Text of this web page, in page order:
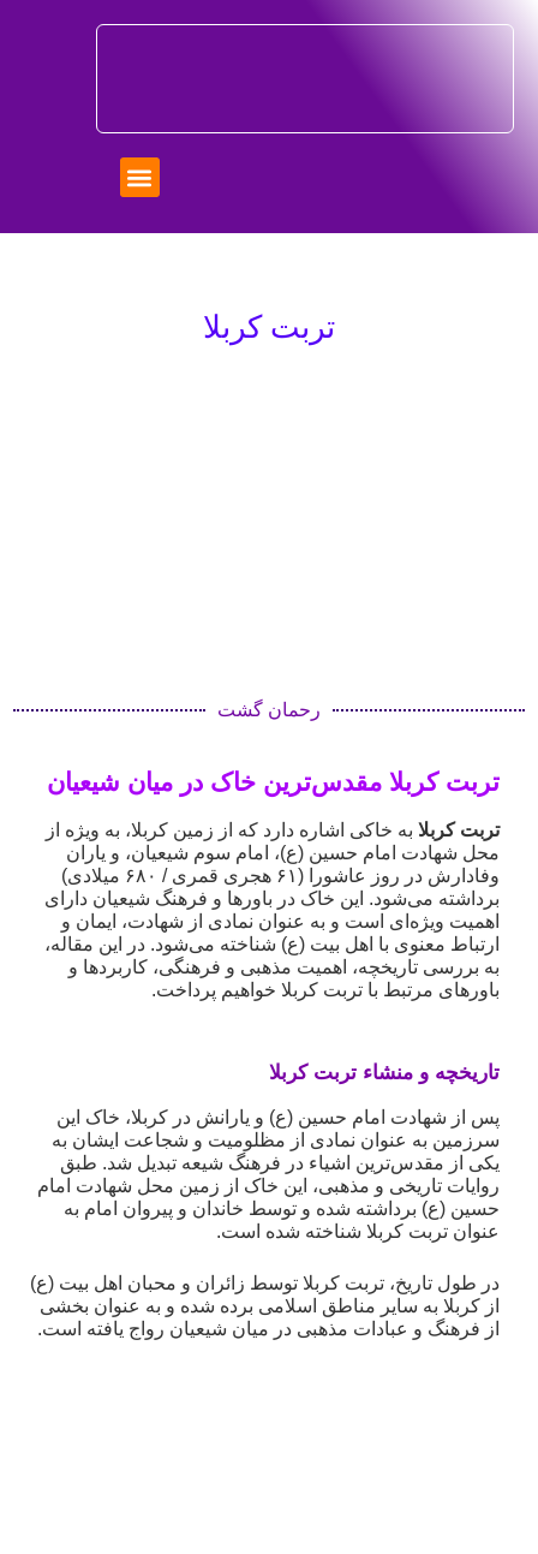
تربت کربلا
رحمان گشت
تربت کربلا مقدس‌ترین خاک در میان شیعیان
تربت کربلا به خاکی اشاره دارد که از زمین کربلا، به ویژه از
محل شهادت امام حسین (ع)، امام سوم شیعیان، و یاران
وفادارش در روز عاشورا (۶۱ هجری قمری / ۶۸۰ میلادی)
برداشته می‌شود. این خاک در باورها و فرهنگ شیعیان دارای
اهمیت ویژه‌ای است و به عنوان نمادی از شهادت، ایمان و
ارتباط معنوی با اهل بیت (ع) شناخته می‌شود. در این مقاله،
به بررسی تاریخچه، اهمیت مذهبی و فرهنگی، کاربردها و
باورهای مرتبط با تربت کربلا خواهیم پرداخت.
تاریخچه و منشاء تربت کربلا
پس از شهادت امام حسین (ع) و یارانش در کربلا، خاک این
سرزمین به عنوان نمادی از مظلومیت و شجاعت ایشان به
یکی از مقدس‌ترین اشیاء در فرهنگ شیعه تبدیل شد. طبق
روایات تاریخی و مذهبی، این خاک از زمین محل شهادت امام
حسین (ع) برداشته شده و توسط خاندان و پیروان امام به
عنوان تربت کربلا شناخته شده است.
در طول تاریخ، تربت کربلا توسط زائران و محبان اهل بیت (ع)
از کربلا به سایر مناطق اسلامی برده شده و به عنوان بخشی
از فرهنگ و عبادات مذهبی در میان شیعیان رواج یافته است.